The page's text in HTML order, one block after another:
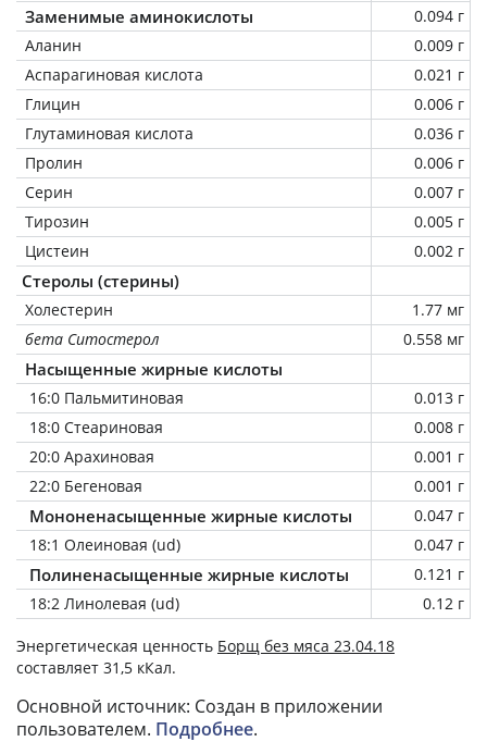
Заменимые аминокислоты
0.094 г
Аланин
0.009 г
Аспарагиновая кислота
0.021 г
Глицин
0.006 г
Глутаминовая кислота
0.036 г
Пролин
0.006 г
Серин
0.007 г
Тирозин
0.005 г
Цистеин
0.002 г
Стеролы (стерины)
Холестерин
1.77 мг
бета Ситостерол
0.558 мг
Насыщенные жирные кислоты
16:0 Пальмитиновая
0.013 г
18:0 Стеариновая
0.008 г
20:0 Арахиновая
0.001 г
22:0 Бегеновая
0.001 г
Мононенасыщенные жирные кислоты
0.047 г
18:1 Олеиновая (ud)
0.047 г
Полиненасыщенные жирные кислоты
0.121 г
18:2 Линолевая (ud)
0.12 г
Энергетическая ценность Борщ без мяса 23.04.18
составляет 31,5 кКал.
Основной источник: Создан в приложении
пользователем. Подробнее.